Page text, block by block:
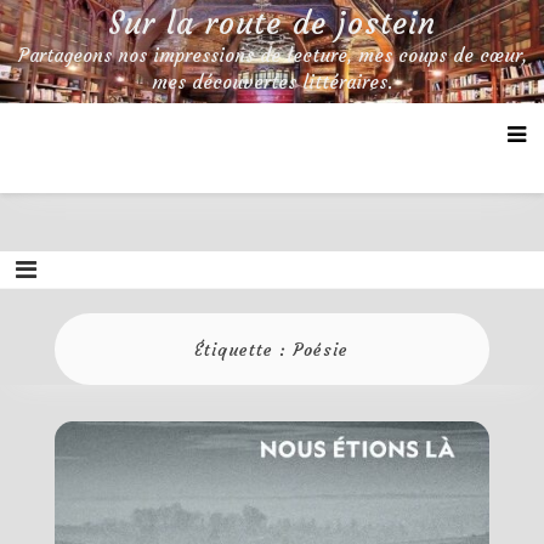
Skip
to
content
Sur la route de jostein
Partageons nos impressions de lecture, mes coups de cœur,
mes découvertes littéraires.
Étiquette :Poésie